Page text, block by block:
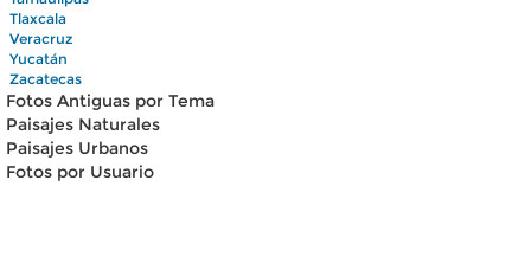
Tlaxcala
Veracruz
Yucatán
Zacatecas
Fotos Antiguas por Tema
Paisajes Naturales
Paisajes Urbanos
Fotos por Usuario